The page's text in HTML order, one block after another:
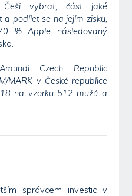
vybrat, část jaké
podílet se na jejím zisku,
% Apple následovaný
Czech Republic
MARK v České republice
na vzorku 512 mužů a
správcem investic v